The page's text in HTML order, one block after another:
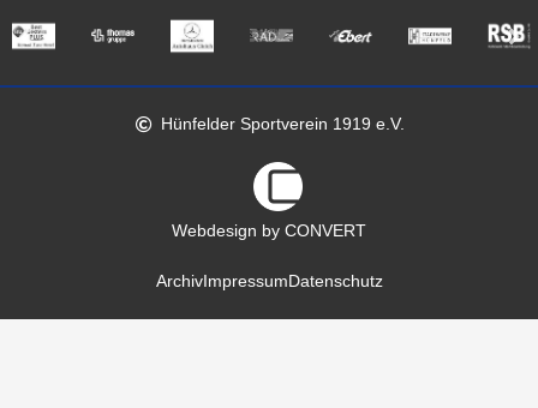
Hünfelder Sportverein 1919 e.V.
Webdesign by CONVERT
ArchivImpressumDatenschutz